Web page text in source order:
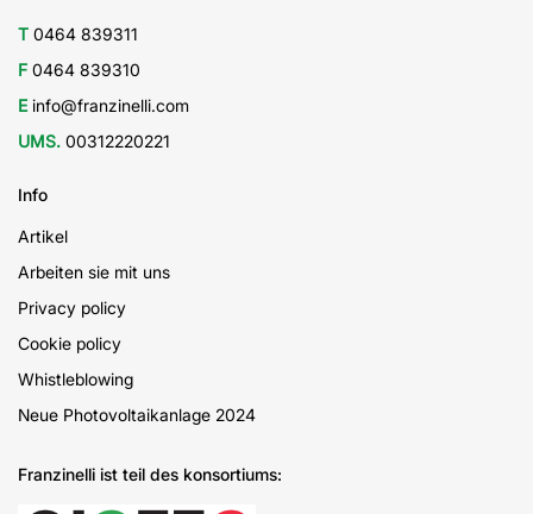
T 0464 839311
F 0464 839310
E info@franzinelli.com
UMS. 00312220221
Info
Artikel
Arbeiten sie mit uns
Privacy policy
Cookie policy
Whistleblowing
Neue Photovoltaikanlage 2024
Franzinelli ist teil des konsortiums: